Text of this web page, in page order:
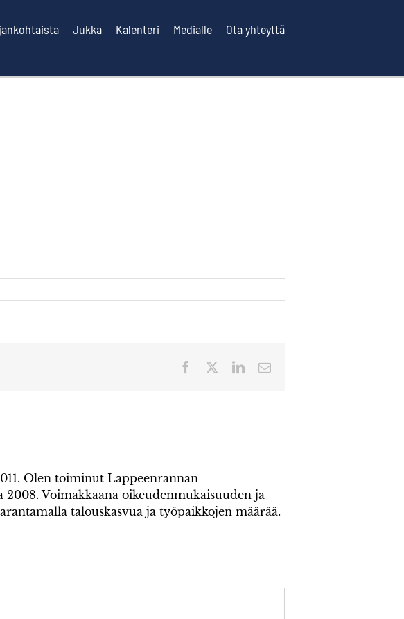
Jukka Kalenteri Medialle Ota yhteyttä
Facebook LinkedInSähköposti
Olen toiminut Lappeenrannan
Voimakkaana oikeudenmukaisuuden ja
talouskasvua ja työpaikkojen määrää.